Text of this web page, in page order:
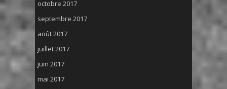
octobre 2017
septembre 2017
août 2017
juillet 2017
juin 2017
mai 2017